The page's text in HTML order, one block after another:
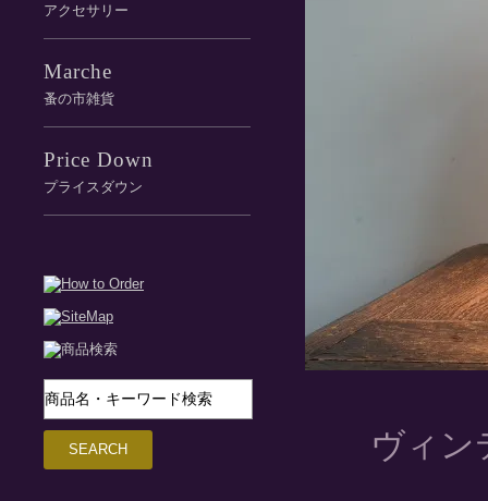
ヴィン
アクセサリー
Marche
蚤の市雑貨
Price Down
プライスダウン